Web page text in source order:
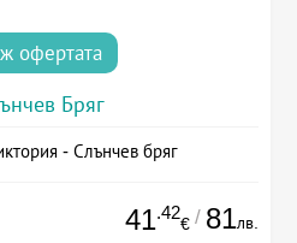
офертата
Бряг
- Слънчев бряг
41.42
€ / 81лв.